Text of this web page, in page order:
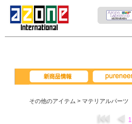
その他のアイテム > マテリアルパーツ
1